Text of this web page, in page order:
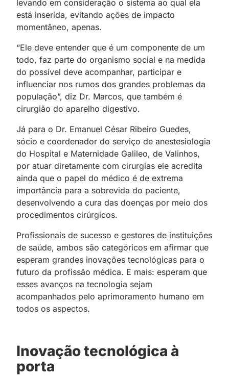
levando em consideração o sistema ao qual ela
está inserida, evitando ações de impacto
momentâneo, apenas.
“Ele deve entender que é um componente de um
todo, faz parte do organismo social e na medida
do possível deve acompanhar, participar e
influenciar nos rumos dos grandes problemas da
população”, diz Dr. Marcos, que também é
cirurgião do aparelho digestivo.
Já para o Dr. Emanuel César Ribeiro Guedes,
sócio e coordenador do serviço de anestesiologia
do Hospital e Maternidade Galileo, de Valinhos,
por atuar diretamente com cirurgias ele acredita
ainda que o papel do médico é de extrema
importância para a sobrevida do paciente,
desenvolvendo a cura das doenças por meio dos
procedimentos cirúrgicos.
Profissionais de sucesso e gestores de instituições
de saúde, ambos são categóricos em afirmar que
esperam grandes inovações tecnológicas para o
futuro da profissão médica. E mais: esperam que
esses avanços na tecnologia sejam
acompanhados pelo aprimoramento humano em
todos os aspectos.
Inovação tecnológica à
porta